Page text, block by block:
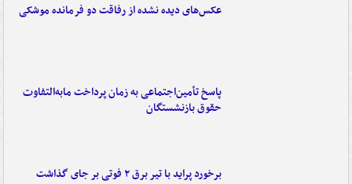
عکس‌های دیده نشده از رفاقت دو فرمانده‌ موشکی
پاسخ تأمین‌اجتماعی به زمان پرداخت مابه‌التفاوت
حقوق بازنشستگان
برخورد پراید با تیر برق ۲ فوتی بر جای گذاشت